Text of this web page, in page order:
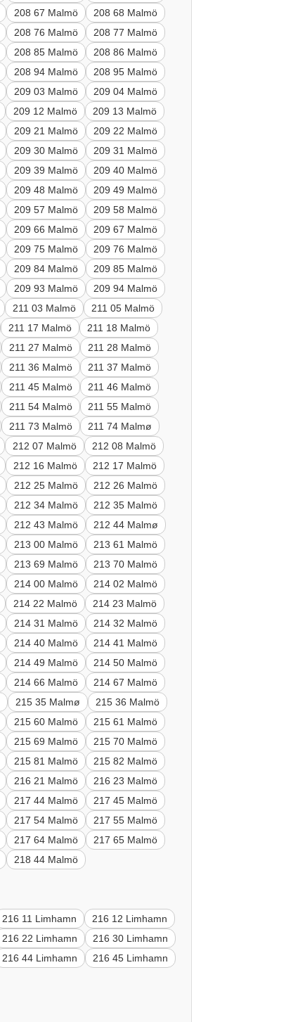
208 67 Malmö
208 68 Malmö
208 76 Malmö
208 77 Malmö
208 85 Malmö
208 86 Malmö
208 94 Malmö
208 95 Malmö
209 03 Malmö
209 04 Malmö
209 12 Malmö
209 13 Malmö
209 21 Malmö
209 22 Malmö
209 30 Malmö
209 31 Malmö
209 39 Malmö
209 40 Malmö
209 48 Malmö
209 49 Malmö
209 57 Malmö
209 58 Malmö
209 66 Malmö
209 67 Malmö
209 75 Malmö
209 76 Malmö
209 84 Malmö
209 85 Malmö
209 93 Malmö
209 94 Malmö
211 03 Malmö
211 05 Malmö
211 17 Malmö
211 18 Malmö
211 27 Malmö
211 28 Malmö
211 36 Malmö
211 37 Malmö
211 45 Malmö
211 46 Malmö
211 54 Malmö
211 55 Malmö
211 73 Malmö
211 74 Malmø
212 07 Malmö
212 08 Malmö
212 16 Malmö
212 17 Malmö
212 25 Malmö
212 26 Malmö
212 34 Malmö
212 35 Malmö
212 43 Malmö
212 44 Malmø
213 00 Malmö
213 61 Malmö
213 69 Malmö
213 70 Malmö
214 00 Malmö
214 02 Malmö
214 22 Malmö
214 23 Malmö
214 31 Malmö
214 32 Malmö
214 40 Malmö
214 41 Malmö
214 49 Malmö
214 50 Malmö
214 66 Malmö
214 67 Malmö
215 35 Malmø
215 36 Malmö
215 60 Malmö
215 61 Malmö
215 69 Malmö
215 70 Malmö
215 81 Malmö
215 82 Malmö
216 21 Malmö
216 23 Malmö
217 44 Malmö
217 45 Malmö
217 54 Malmö
217 55 Malmö
217 64 Malmö
217 65 Malmö
218 44 Malmö
216 11 Limhamn
216 12 Limhamn
216 22 Limhamn
216 30 Limhamn
216 44 Limhamn
216 45 Limhamn